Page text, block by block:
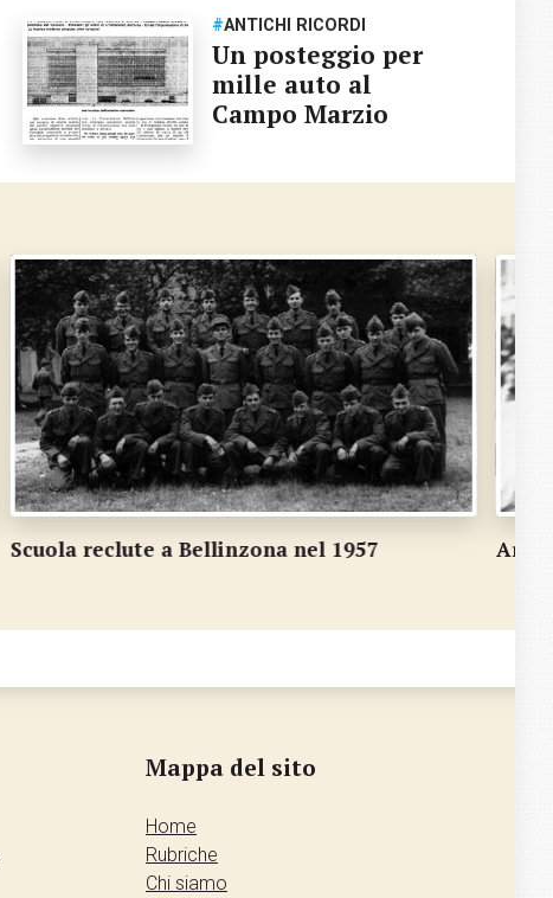
#ANTICHI RICORDI
Un posteggio per
mille auto al
Campo Marzio
Aronne Negri, campione d'altri tempi Zico,
Mappa del sito
Home
Rubriche
Chi siamo